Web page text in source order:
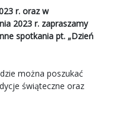
r. oraz w
2023 r. zapraszamy
spotkania pt. „Dzień
można poszukać
świąteczne oraz